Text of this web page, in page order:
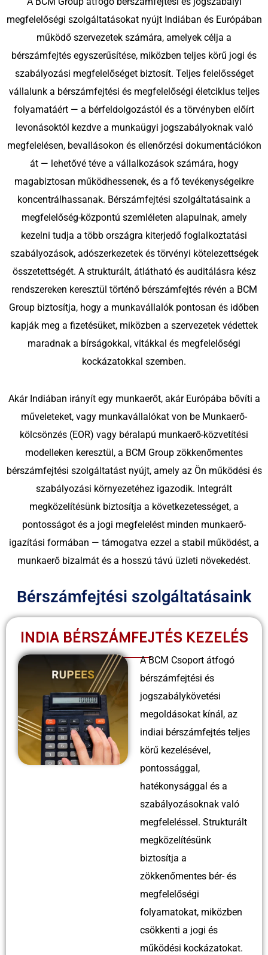
kiszolgálunk
Tömeges és
projektszemélyzeti
megoldások
Toborzási folyamat
kiszervezése (RPO)
Szerbia
Horvátország
Magyarország
Csehország
Málta
megfelelőségi szolgáltatásokat nyújt Indiában és Európában
működő szervezetek számára, amelyek célja a
bérszámfejtés egyszerűsítése, miközben teljes körű jogi és
szabályozási megfelelőséget biztosít. Teljes felelősséget
vállalunk a bérszámfejtési és megfelelőségi életciklus teljes
folyamatáért — a bérfeldolgozástól és a törvényben előírt
levonásoktól kezdve a munkaügyi jogszabályoknak való
megfelelésen, bevallásokon és ellenőrzési dokumentációkon
át — lehetővé téve a vállalkozások számára, hogy
magabiztosan működhessenek, és a fő tevékenységeikre
koncentrálhassanak. Bérszámfejtési szolgáltatásaink a
megfelelőség-központú szemléleten alapulnak, amely
kezelni tudja a több országra kiterjedő foglalkoztatási
szabályozások, adószerkezetek és törvényi kötelezettségek
összetettségét. A strukturált, átlátható és auditálásra kész
rendszereken keresztül történő bérszámfejtés révén a BCM
Group biztosítja, hogy a munkavállalók pontosan és időben
kapják meg a fizetésüket, miközben a szervezetek védettek
maradnak a bírságokkal, vitákkal és megfelelőségi
kockázatokkal szemben.
Akár Indiában irányít egy munkaerőt, akár Európába bővíti a
műveleteket, vagy munkavállalókat von be Munkaerő-
kölcsönzés (EOR) vagy béralapú munkaerő-közvetítési
modelleken keresztül, a BCM Group zökkenőmentes
bérszámfejtési szolgáltatást nyújt, amely az Ön működési és
szabályozási környezetéhez igazodik. Integrált
megközelítésünk biztosítja a következetességet, a
pontosságot és a jogi megfelelést minden munkaerő-
igazítási formában — támogatva ezzel a stabil működést, a
munkaerő bizalmát és a hosszú távú üzleti növekedést.
Bérszámfejtési szolgáltatásaink
INDIA BÉRSZÁMFEJTÉS KEZELÉS
A BCM Csoport átfogó
bérszámfejtési és
jogszabálykövetési
megoldásokat kínál, az
indiai bérszámfejtés teljes
körű kezelésével,
pontossággal,
hatékonysággal és a
szabályozásoknak való
megfeleléssel. Strukturált
megközelítésünk
biztosítja a
zökkenőmentes bér- és
megfelelőségi
folyamatokat, miközben
csökkenti a jogi és
működési kockázatokat.